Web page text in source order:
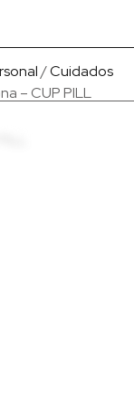
/Cuidados
– CUP PILL